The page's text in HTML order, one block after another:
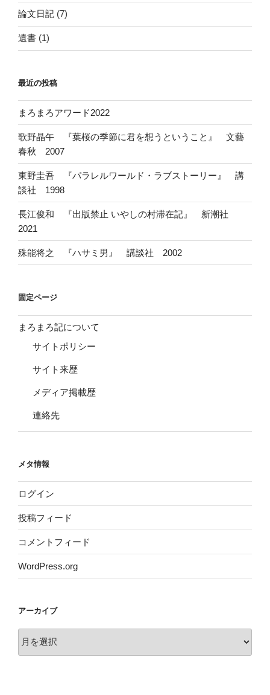
論文日記 (7)
遺書 (1)
最近の投稿
まろまろアワード2022
歌野晶午 『葉桜の季節に君を想うということ』 文藝
春秋 2007
東野圭吾 『パラレルワールド・ラブストーリー』 講
談社 1998
長江俊和 『出版禁止 いやしの村滞在記』 新潮社
2021
殊能将之 『ハサミ男』 講談社 2002
固定ページ
まろまろ記について
サイトポリシー
サイト来歴
メディア掲載歴
連絡先
メタ情報
ログイン
投稿フィード
コメントフィード
WordPress.org
アーカイブ
ー